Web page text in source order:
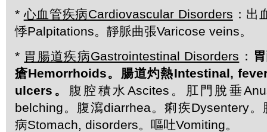
*心血管疾病Cardiovascular Disorders ：出
悸Palpitations。靜脈曲張Varicose veins。
* 胃腸道疾病Gastrointestinal Disorders ：
瘡Hemorrhoids。腸道灼熱Intestinal,
ulcers。 腹腔積水Ascites。肛門脫垂
belching。腹瀉diarrhea。痢疾Dysentery
病Stomach, disorders。嘔吐Vomiting。